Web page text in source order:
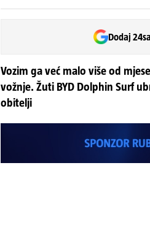
Dodaj
Vozim ga već malo više od
vožnje. Žuti BYD Dolphin Surf
obitelji